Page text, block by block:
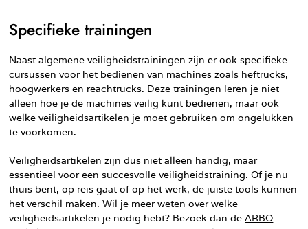
Specifieke trainingen
Naast algemene veiligheidstrainingen zijn er ook specifieke
cursussen voor het bedienen van machines zoals heftrucks,
hoogwerkers en reachtrucks. Deze trainingen leren je niet
alleen hoe je de machines veilig kunt bedienen, maar ook
welke veiligheidsartikelen je moet gebruiken om ongelukken
te voorkomen.
Veiligheidsartikelen zijn dus niet alleen handig, maar
essentieel voor een succesvolle veiligheidstraining. Of je nu
thuis bent, op reis gaat of op het werk, de juiste tools kunnen
het verschil maken. Wil je meer weten over welke
veiligheidsartikelen je nodig hebt? Bezoek dan deARBO